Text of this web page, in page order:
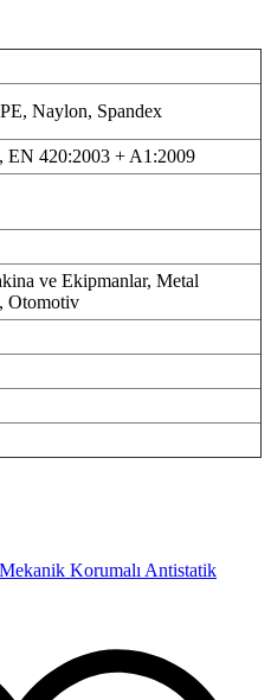
Naylon, Spandex
EN 420:2003 + A1:2009
ve Ekipmanlar, Metal
Otomotiv